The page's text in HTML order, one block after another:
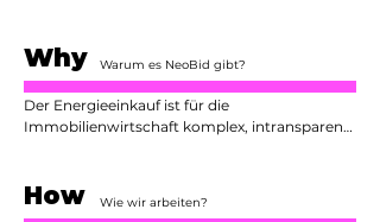
Why Warum es NeoBid gibt?
Der Energieeinkauf ist für die
Immobilienwirtschaft komplex, intransparent
Nebenkosten, ESG-Ziele und die
Wettbewerbsfähigkeit von Immobilien.
How Wie wir arbeiten?